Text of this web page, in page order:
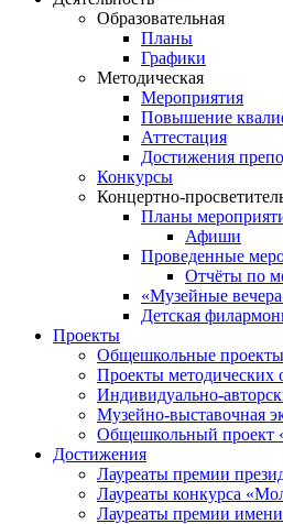
Образовательная
Планы
Графики
Методическая
Мероприятия
Повышение
Аттестация
Достижения
Конкурсы
Концертно-
Планы
Афиши
Проведенные
Отчёты по
«Музейные
Детская
Проекты
Общешкольные проекты
Проекты методических
Индивидуально-
Музейно-выставочная
Общешкольный проект
Достижения
Лауреаты премии
Лауреаты конкурса
Лауреаты премии